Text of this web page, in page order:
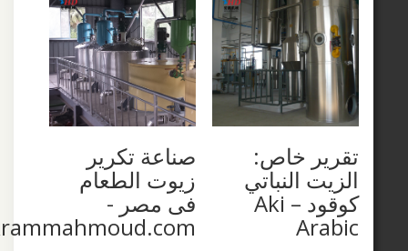
خاص:
النباتي
كوقود – Aki
صناعة تكرير
زيوت الطعام
فى مصر -
www.akrammahmoud.com